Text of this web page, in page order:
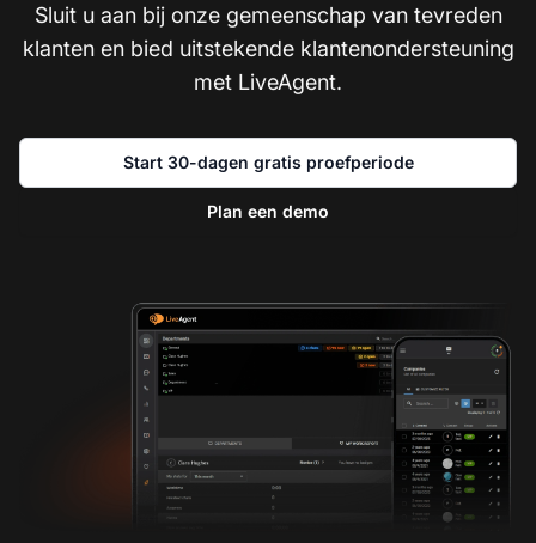
Sluit u aan bij onze gemeenschap van tevreden
klanten en bied uitstekende klantenondersteuning
met LiveAgent.
Start 30-dagen gratis proefperiode
Plan een demo